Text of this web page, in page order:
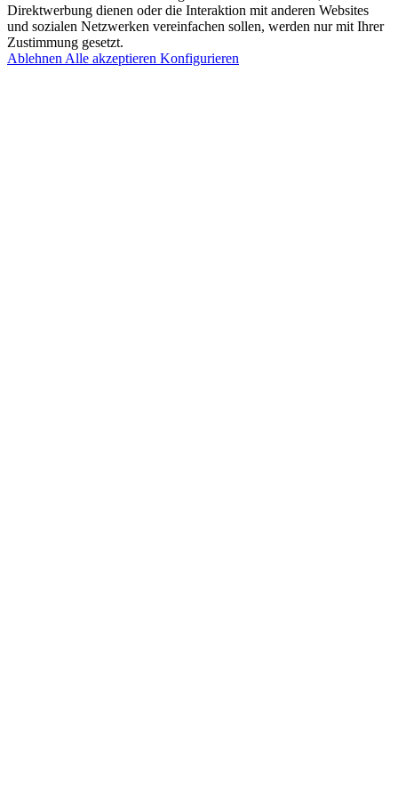
Direktwerbung dienen oder die Interaktion mit anderen Websites
und sozialen Netzwerken vereinfachen sollen, werden nur mit Ihrer
Zustimmung gesetzt.
Ablehnen Alle akzeptieren Konfigurieren